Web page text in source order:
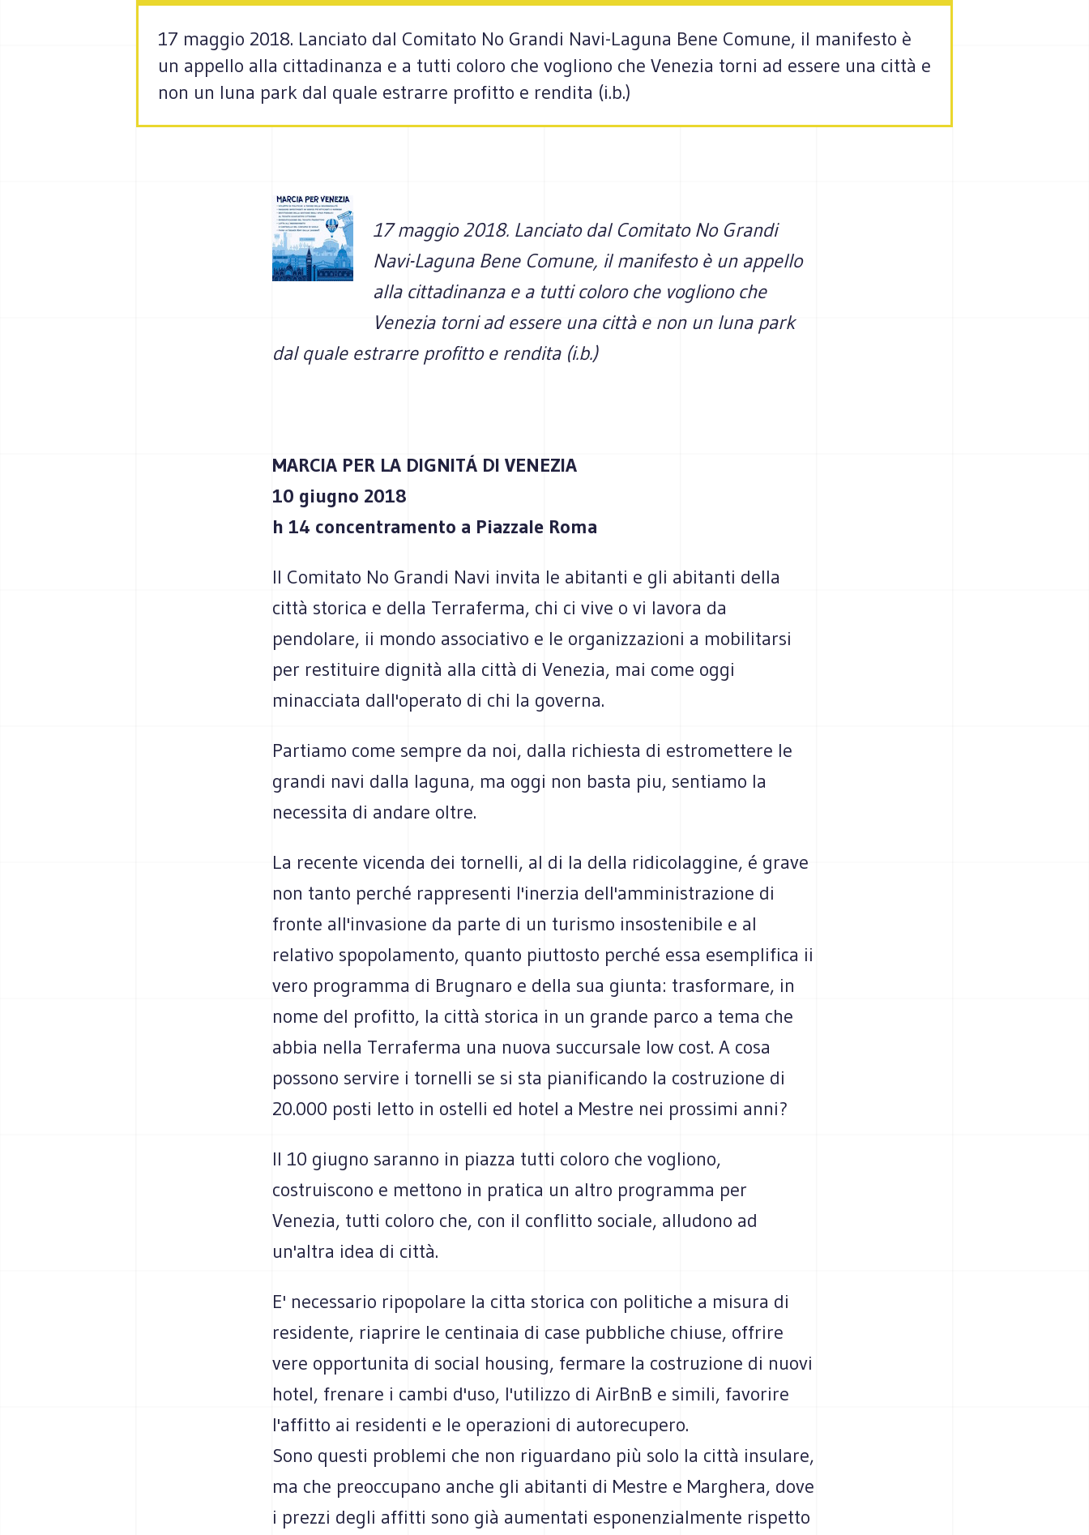
17 maggio 2018. Lanciato dal Comitato No Grandi Navi-Laguna Bene Comune, il manifesto è
un appello alla cittadinanza e a tutti coloro che vogliono che Venezia torni ad essere una città e
non un luna park dal quale estrarre profitto e rendita (i.b.)
17 maggio 2018. Lanciato dal Comitato No Grandi
Navi-Laguna Bene Comune, il manifesto è un appello
alla cittadinanza e a tutti coloro che vogliono che
Venezia torni ad essere una città e non un luna park
dal quale estrarre profitto e rendita (i.b.)
MARCIA PER LA DIGNITÁ DI VENEZIA
10 giugno 2018
h 14 concentramento a Piazzale Roma
II Comitato No Grandi Navi invita le abitanti e gli abitanti della
città storica e della Terraferma, chi ci vive o vi lavora da
pendolare, ii mondo associativo e le organizzazioni a mobilitarsi
per restituire dignità alla città di Venezia, mai come oggi
minacciata dall'operato di chi la governa.
Partiamo come sempre da noi, dalla richiesta di estromettere le
grandi navi dalla laguna, ma oggi non basta piu, sentiamo la
necessita di andare oltre.
La recente vicenda dei tornelli, al di la della ridicolaggine, é grave
non tanto perché rappresenti l'inerzia dell'amministrazione di
fronte all'invasione da parte di un turismo insostenibile e al
relativo spopolamento, quanto piuttosto perché essa esemplifica ii
vero programma di Brugnaro e della sua giunta: trasformare, in
nome del profitto, la città storica in un grande parco a tema che
abbia nella Terraferma una nuova succursale low cost. A cosa
possono servire i tornelli se si sta pianificando la costruzione di
20.000 posti letto in ostelli ed hotel a Mestre nei prossimi anni?
Il 10 giugno saranno in piazza tutti coloro che vogliono,
costruiscono e mettono in pratica un altro programma per
Venezia, tutti coloro che, con il conflitto sociale, alludono ad
un'altra idea di città.
E' necessario ripopolare la citta storica con politiche a misura di
residente, riaprire le centinaia di case pubbliche chiuse, offrire
vere opportunita di social housing, fermare la costruzione di nuovi
hotel, frenare i cambi d'uso, l'utilizzo di AirBnB e simili, favorire
l'affitto ai residenti e le operazioni di autorecupero.
Sono questi problemi che non riguardano più solo la città insulare,
ma che preoccupano anche gli abitanti di Mestre e Marghera, dove
i prezzi degli affitti sono già aumentati esponenzialmente rispetto